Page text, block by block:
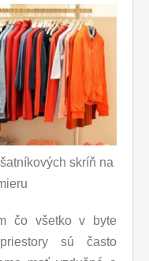
skríň na
čo všetko v byte
sú často